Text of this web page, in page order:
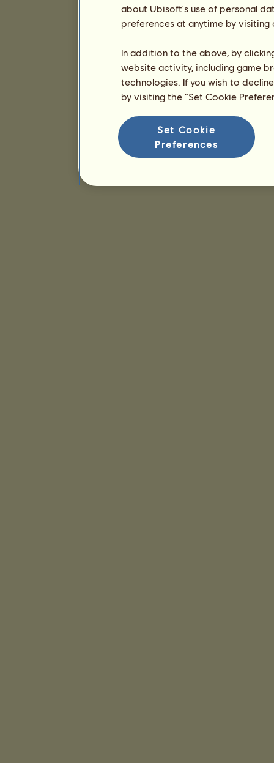
about Ubisoft's use of personal
preferences at anytime by
In addition to the above, by
website activity, including game
technologies. If you wish to
by visiting the “Set Cookie
Set Cookie
Preferences